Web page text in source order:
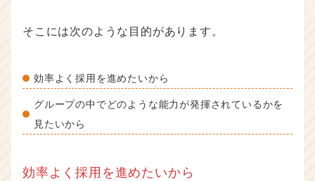
そこには次のような目的があります。
効率よく採用を進めたいから
グループの中でどのような能力が発揮されているかを
見たいから
効率よく採用を進めたいから